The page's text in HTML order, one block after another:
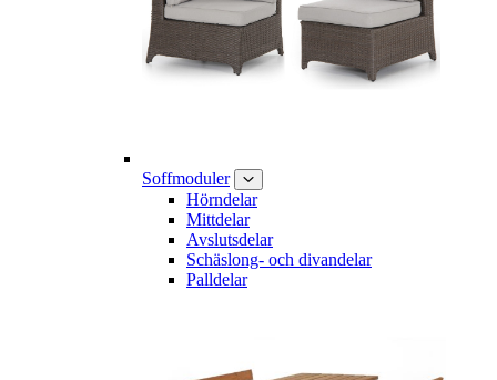
Soffmoduler
Hörndelar
Mittdelar
Avslutsdelar
Schäslong- och divandelar
Palldelar